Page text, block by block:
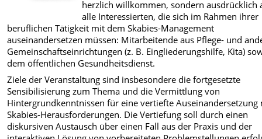
herzlich willkommen, sondern ausdrücklich
alle Interessierten, die sich im Rahmen ihrer
beruflichen Tätigkeit mit dem Skabies-Management
auseinandersetzen müssen: Mitarbeitende aus Pflege- und
Gemeinschaftseinrichtungen (z. B. Eingliederungshilfe, Kita)
dem öffentlichen Gesundheitsdienst.
Ziele der Veranstaltung sind insbesondere die fortgesetzte
Sensibilisierung zum Thema und die Vermittlung von
Hintergrundkenntnissen für eine vertiefte Auseinandersetzung
Skabies-Herausforderungen. Die Vertiefung soll durch einen
diskursiven Austausch über einen Fall aus der Praxis und der